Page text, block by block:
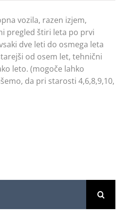
vozila, razen izjem,
pregled štiri leta po prvi
dve leti do osmega leta
od osem let, tehnični
leto. (mogoče lahko
da pri starosti 4,6,8,9,10,